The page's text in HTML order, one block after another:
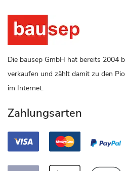
Die bausep GmbH hat bereits 2004
verkaufen und zählt damit zu den
im Internet.
Zahlungsarten